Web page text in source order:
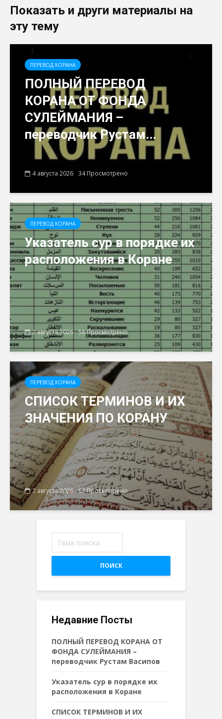
Показать и други материалы на
эту тему
ПЕРЕВОД КОРАНА
ПОЛНЫЙ ПЕРЕВОД
КОРАНА ОТ ФОНДА
СУЛЕЙМАНИЯ –
переводчик Рустам...
4 августа 2026 34 Просмотрено
ПЕРЕВОД КОРАНА
Указатель сур в порядке их
расположения в Коране
2 августа 2026 58 Просмотрено
ПЕРЕВОД КОРАНА
СПИСОК ТЕРМИНОВ И ИХ
ЗНАЧЕНИЯ ПО КОРАНУ
2 августа 2026 62 Просмотрено
ПОИСК
Недавние Посты
ПОЛНЫЙ ПЕРЕВОД КОРАНА ОТ
ФОНДА СУЛЕЙМАНИЯ –
переводчик Рустам Васипов
Указатель сур в порядке их
расположения в Коране
СПИСОК ТЕРМИНОВ И ИХ